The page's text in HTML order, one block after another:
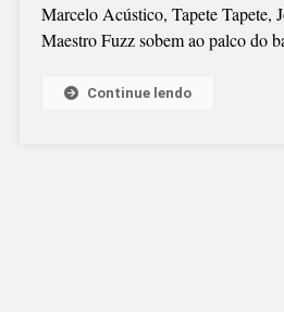
Marcelo Acústico, Tapete Tapete,
Maestro Fuzz sobem ao palco do
Continue lendo